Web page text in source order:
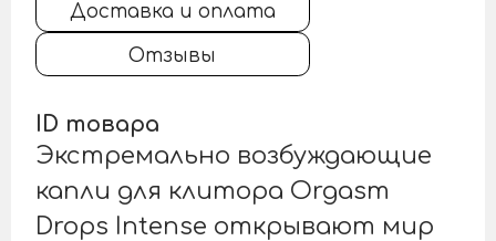
Доставка и оплата
Отзывы
ID товара
Экстремально возбуждающие
капли для клитора Orgasm
Drops Intense открывают мир